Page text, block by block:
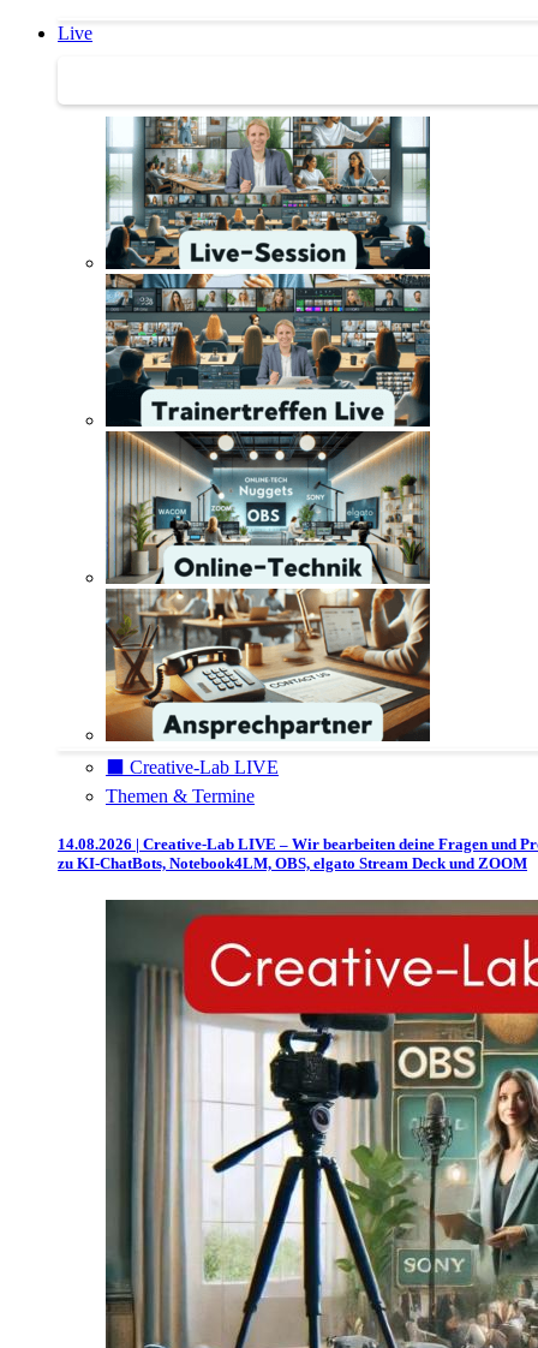
Live
⬛️ Creative-Lab LIVE
Themen & Termine
14.08.2026 | Creative-Lab LIVE – Wir bearbeiten deine Fragen und
zu KI-ChatBots, Notebook4LM, OBS, elgato Stream Deck und ZOOM